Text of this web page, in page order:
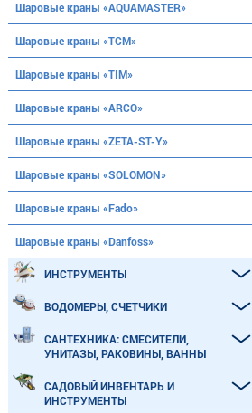
Шаровые краны «AQUAMASTER»
Шаровые краны «ТСМ»
Шаровые краны «TIM»
Шаровые краны «ARCO»
Шаровые краны «ZETA-ST-Y»
Шаровые краны «SOLOMON»
Шаровые краны «Fado»
Шаровые краны «Danfoss»
ИНСТРУМЕНТЫ
ВОДОМЕРЫ, СЧЕТЧИКИ
САНТЕХНИКА: СМЕСИТЕЛИ,
УНИТАЗЫ, РАКОВИНЫ, ВАННЫ
САДОВЫЙ ИНВЕНТАРЬ И
ИНСТРУМЕНТЫ